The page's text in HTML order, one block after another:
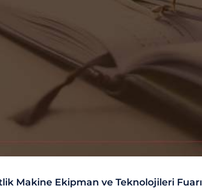
Makine Ekipman ve Teknolojileri Fuarı